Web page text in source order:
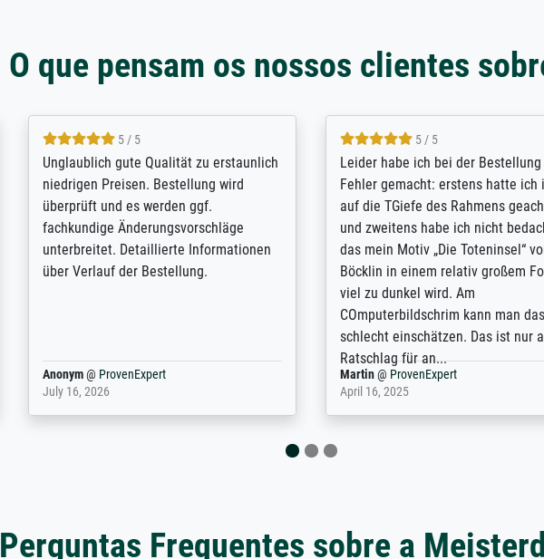
O que pensam os nossos clientes
5 / 5
Excellent / Highly recommended. The
selection, ordering and payment process
were easy, shipping was efficient and
the item itself exceeds expectations. I
am based in the UK and found the site
searching for a specific print - I am very
SJL@ProvenExpert
December 2, 2025
5 / 5
The team at Meisterdrucke
meet its clients demands, and
expert advice on how to obtain the
results for the prints requested by
client. The company has a vast
repertoire of prints to choose
will provide excellent service also
regards to prints which are not in
repertoire. Highly recommended!
Anonym@ProvenExpert
April 22, 2026
Perguntas Frequentes sobre a